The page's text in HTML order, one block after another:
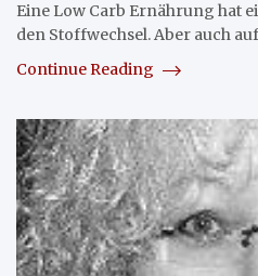
Eine Low Carb Ernährung hat
den Stoffwechsel. Aber auch
Continue Reading